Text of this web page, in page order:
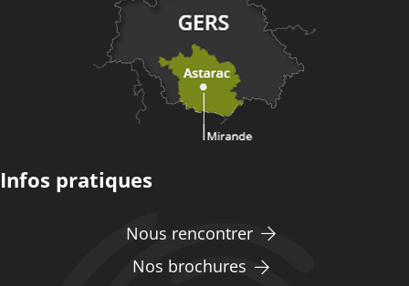
Infos pratiques
Nous rencontrer
Nos brochures